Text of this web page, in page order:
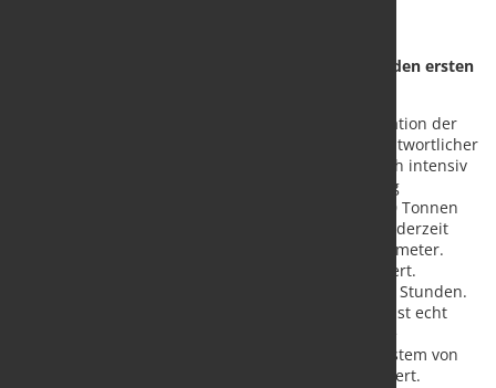
Starker Start mit 200 Tonnen Schneidergebnis in den ersten
Seitdem ist Michael Humberg – die nächste Generation der
Humbergs im Betrieb und als Maschinenparkverantwortlicher
auch für die Laserschneidanlage zuständig – täglich intensiv
am Produzieren. „Die Maschine ist noch keinen Tag
gestanden. Bis Weihnachten hatten wir bereits 200 Tonnen
geschnitten“, sagt er. Das Unternehmen schneidet derzeit
ausschließlich Stahl in den Bereichen 5 bis 10 Millimeter.
Zumeist werden 2 x 2 Meter große Platten produziert.
Vorrangig einschichtig, bei Bedarf mit zusätzlichen Stunden.
„Das läuft alles sauber und angenehm durch. Das ist echt
wunderbar. Auch wenn man Fragen hat, helfen die
Servicetechniker immer.“ Als Laserquelle ist ein System von
IPG, die YLR 4000, mit 4 kW Schneidleistung installiert.